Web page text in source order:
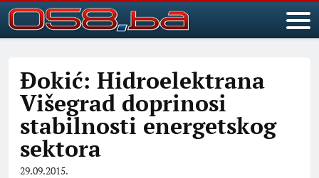
Đokić: Hidroelektrana
Višegrad doprinosi
stabilnosti energetskog
sektora
29.09.2015.